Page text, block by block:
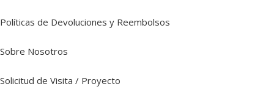
Políticas de Devoluciones y Reembolsos
Sobre Nosotros
Solicitud de Visita / Proyecto